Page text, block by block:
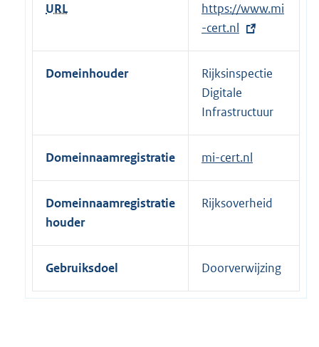
URL
E
x
t
e
r
n
i
n
k
https://www.mi
-cert.nl
Domeinhouder
Rijksinspectie
Digitale
Infrastructuur
Domeinnaamregistratie mi-cert.nl
Domeinnaamregistratie
houder
Rijksoverheid
Gebruiksdoel Doorverwijzing